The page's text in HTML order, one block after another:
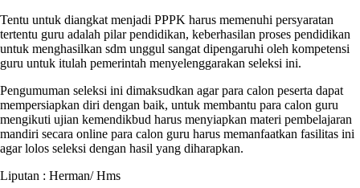
Tentu untuk diangkat menjadi PPPK harus memenuhi persyaratan
tertentu guru adalah pilar pendidikan, keberhasilan proses pendidikan
untuk menghasilkan sdm unggul sangat dipengaruhi oleh kompetensi
guru untuk itulah pemerintah menyelenggarakan seleksi ini.
Pengumuman seleksi ini dimaksudkan agar para calon peserta dapat
mempersiapkan diri dengan baik, untuk membantu para calon guru
mengikuti ujian kemendikbud harus menyiapkan materi pembelajaran
mandiri secara online para calon guru harus memanfaatkan fasilitas ini
agar lolos seleksi dengan hasil yang diharapkan.
Liputan : Herman/ Hms